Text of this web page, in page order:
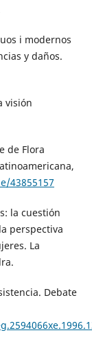
i modernos
y daños.
visión
de Flora
43855157
la cuestión
perspectiva
La
Debate